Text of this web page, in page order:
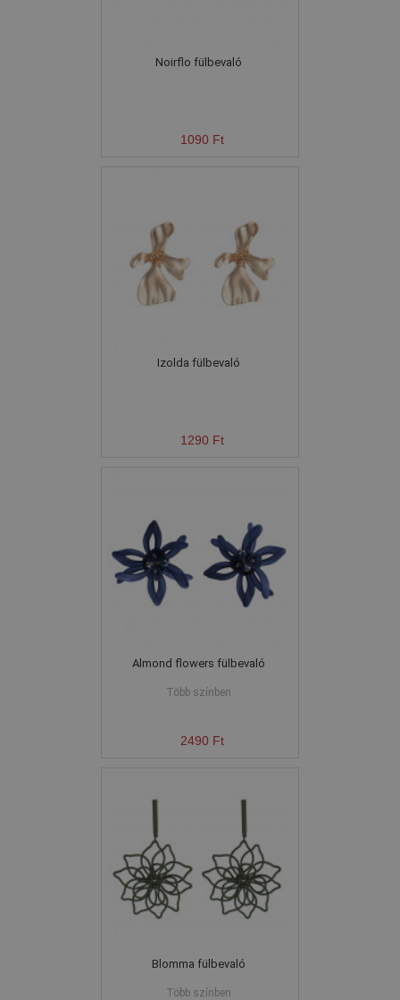
Noirflo fülbevaló
1090 Ft
Izolda fülbevaló
1290 Ft
Almond flowers fülbevaló
Több színben
2490 Ft
Blomma fülbevaló
Több színben